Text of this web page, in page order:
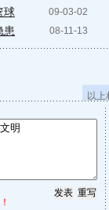
09-03-02
球
08-11-13
患
以